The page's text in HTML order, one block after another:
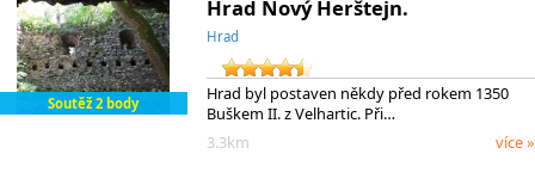
Soutěž 2 body
Hrad Nový Herštejn.
Hrad
Hrad byl postaven někdy před rokem 1350
Buškem II. z Velhartic. Při…
3.3km
více »